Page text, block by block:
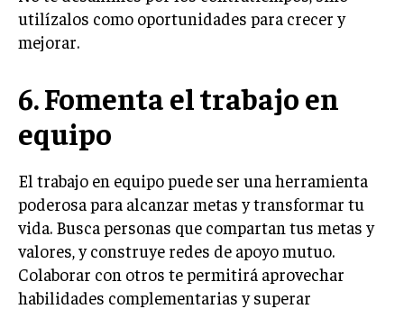
utilízalos como oportunidades para crecer y
mejorar.
6. Fomenta el trabajo en
equipo
El trabajo en equipo puede ser una herramienta
poderosa para alcanzar metas y transformar tu
vida. Busca personas que compartan tus metas y
valores, y construye redes de apoyo mutuo.
Colaborar con otros te permitirá aprovechar
habilidades complementarias y superar